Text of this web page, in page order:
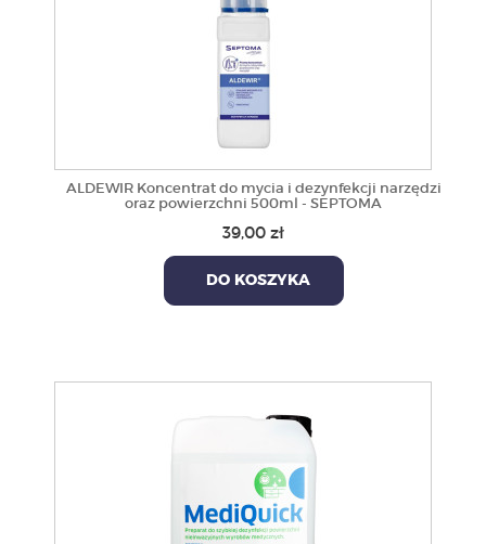
KONTAKT
O NAS
ALDEWIR Koncentrat do mycia i dezynfekcji narzędzi
oraz powierzchni 500ml - SEPTOMA
39,00 zł
DO KOSZYKA